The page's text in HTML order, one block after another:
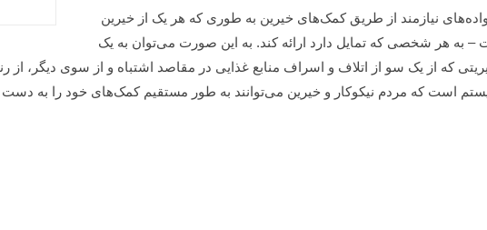
نیازمند از طریق کمک‌های خیرین به طوری که هر یک از خیرین
– به هر شخصی که تمایل دارد ارائه کند. به این صورت می‌توان به یک
که از یک سو از اتلاف و اسراف منابع غذایی در مقاصد اشتباه و از سوی دیگر،
است که مردم نیکوکار و خیرین می‌توانند به طور مستقیم کمک‌های خود را به دست